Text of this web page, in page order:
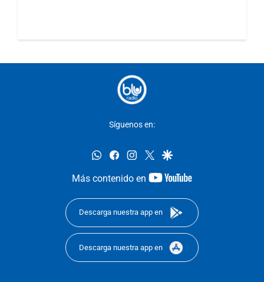
Síguenos en:
whatsappfacebookinstagram
twittergoogle
Más contenido en
youtube-
Descarga nuestra app en
Descarga nuestra app en